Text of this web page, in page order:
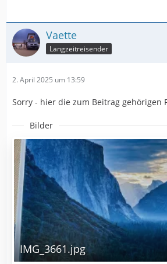
Vaette
Langzeitreisender
2. April 2025 um 13:59
Sorry - hier die zum Beitrag gehörigen
Bilder
IMG_3661.jpg